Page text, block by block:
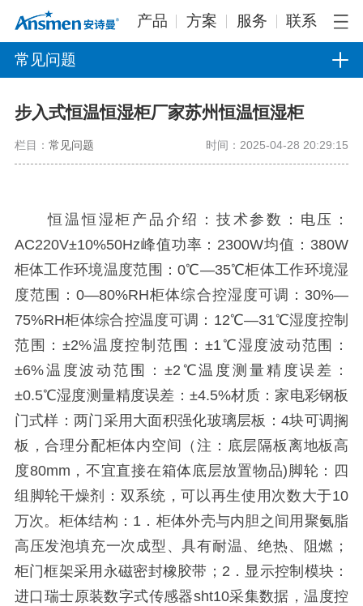
产品 方案 服务 联系
常见问题
步入式恒温恒湿柜厂家苏州恒温恒湿柜
栏目： 常见问题 时间：2025-04-28 20:29:15
恒温恒湿柜产品介绍：技术参数：电压：
AC220V±10%50Hz峰值功率：2300W均值：380W
柜体工作环境温度范围：0℃—35℃柜体工作环境湿
度范围：0—80%RH柜体综合控湿度可调：30%—
75%RH柜体综合控温度可调：12℃—31℃湿度控制
范围：±2%温度控制范围：±1℃湿度波动范围：
±6%温度波动范围：±2℃温度测量精度误差：
±0.5℃湿度测量精度误差：±4.5%材质：家电彩钢板
门式样：两门采用大面积强化玻璃层板：4块可调搁
板，合理分配柜体内空间（注：底层隔板离地板高
度80mm，不宜直接在箱体底层放置物品)脚轮：四
组脚轮干燥剂：双系统，可以再生使用次数大于10
万次。柜体结构：1．柜体外壳与内胆之间用聚氨脂
高压发泡填充一次成型、具有耐温、绝热、阻燃；
柜门框架采用永磁密封橡胶带；2．显示控制模块：
进口瑞士原装数字式传感器sht10采集数据，温度控